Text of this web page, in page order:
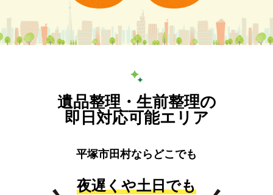
遺品整理・生前整理の
即日対応可能エリア
平塚市田村ならどこでも
夜遅くや土日でも